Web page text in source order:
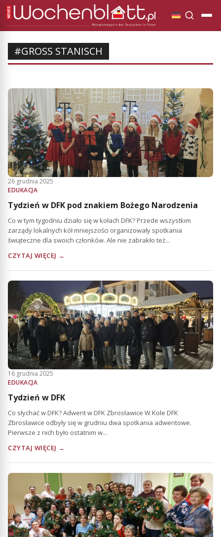
#GROSS STANISCH
26 grudnia 2025
EDUKACJA
Tydzień w DFK pod znakiem Bożego Narodzenia
Co w tym tygodniu działo się w kołach DFK? Przede wszystkim
zarządy lokalnych kół mniejszości organizowały spotkania
świąteczne dla swoich członków. Ale nie zabrakło też...
CZYTAJ WIĘCEJ →
16 grudnia 2025
EDUKACJA
Tydzień w DFK
Co słychać w DFK? Adwent w DFK Zbrosławice W Kole DFK
Zbrosławice odbyły się w grudniu dwa spotkania adwentowe.
Pierwsze z nich było ostatnim w...
CZYTAJ WIĘCEJ →